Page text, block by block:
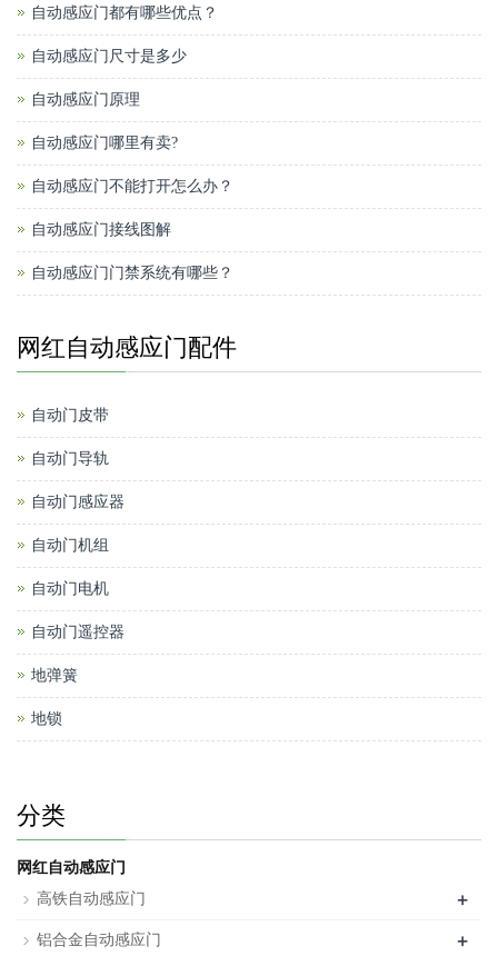
自动感应门都有哪些优点？
自动感应门尺寸是多少
自动感应门原理
自动感应门哪里有卖?
自动感应门不能打开怎么办？
自动感应门接线图解
自动感应门门禁系统有哪些？
网红自动感应门配件
自动门皮带
自动门导轨
自动门感应器
自动门机组
自动门电机
自动门遥控器
地弹簧
地锁
分类
网红自动感应门
高铁自动感应门
+
铝合金自动感应门 +